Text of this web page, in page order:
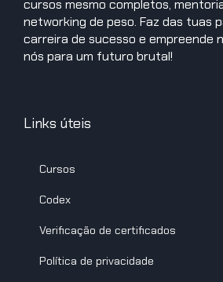
cursos mesmo completos,
networking de peso. Faz das tuas
carreira de sucesso e empreende
nós para um futuro brutal!
Links úteis
Cursos
Codex
Verificação de certificados
Política de privacidade